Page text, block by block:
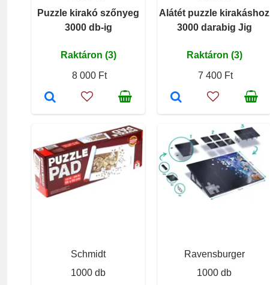
Puzzle kirakó szőnyeg
3000 db-ig
Raktáron (3)
8 000 Ft
Alátét puzzle kirakáshoz
3000 darabig Jig
Raktáron (3)
7 400 Ft
Schmidt
1000 db
Ravensburger
1000 db